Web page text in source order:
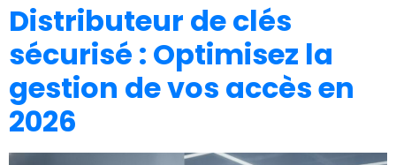
Distributeur de clés
sécurisé : Optimisez la
gestion de vos accès en
2026
améliorer la
fonctionnalité
et la
structure du
site Web, en
fonction de la
façon dont le